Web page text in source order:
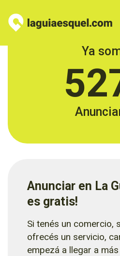
Ya
Anunciar en La
es gratis!
Si tenés un comercio,
ofrecés un servicio,
empezá a llegar a